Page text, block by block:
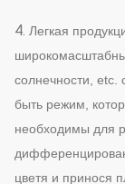
4. Легкая
солнечности, etc.
быть режим,
необходимы для
цветя и принося